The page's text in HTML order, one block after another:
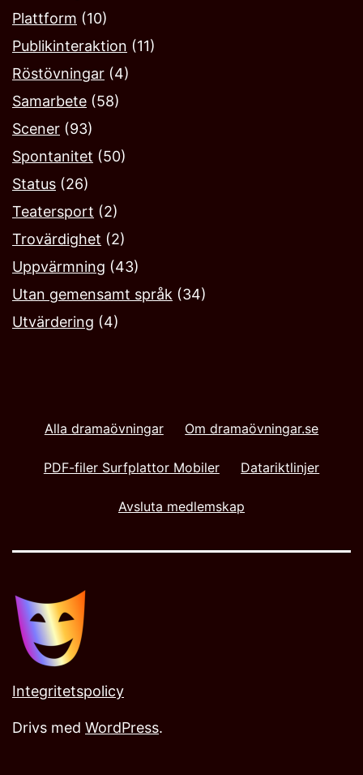
Plattform (10)
Publikinteraktion (11)
Röstövningar (4)
Samarbete (58)
Scener (93)
Spontanitet (50)
Status (26)
Teatersport (2)
Trovärdighet (2)
Uppvärmning (43)
Utan gemensamt språk (34)
Utvärdering (4)
Alla dramaövningar Om dramaövningar.se
PDF-filer Surfplattor Mobiler Datariktlinjer
Avsluta medlemskap
Integritetspolicy
Drivs med WordPress.